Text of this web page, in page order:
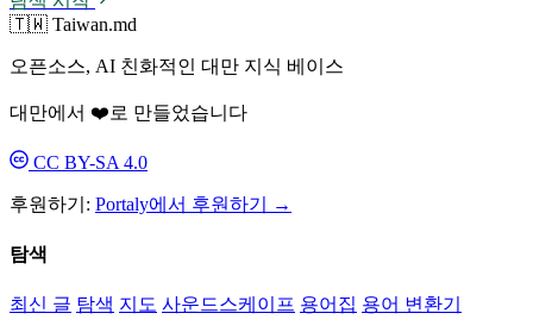
🇹🇼 Taiwan.md
오픈소스, AI 친화적인 대만 지식 베이스
대만에서 ❤️로 만들었습니다
CC BY-SA 4.0
후원하기: Portaly에서 후원하기 →
탐색
최신 글 탐색 지도 사운드스케이프 용어집 용어 변환기